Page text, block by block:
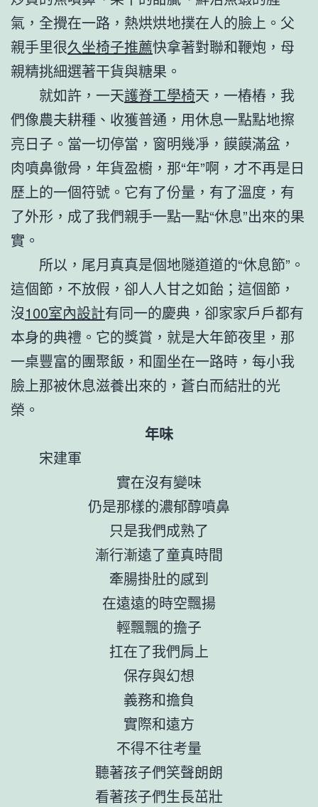
氣，全攪在一路，熱烘烘地撲在人的臉上。父
親手里很久坐椅子推薦快拿著對聯和鞭炮，母
親精挑細選著干貨與糖果。
就如許，一天護脊工學椅天，一樁樁，我
們像農夫耕種、收獲普通，用休息一點點地擦
亮日子。當一切停當，窗明幾凈，饃饃滿盆，
肉噴鼻徹骨，年貨盈櫥，那“年”啊，才不再是日
歷上的一個符號。它有了份量，有了溫度，有
了外形，成了我們親手一點一點“休息”出來的果
實。
所以，尾月真真是個地隧道道的“休息節”。
這個節，不放假，卻人人甘之如飴；這個節，
沒100室內設計有同一的慶典，卻家家戶戶都有
本身的典禮。它的獎賞，就是大年節夜里，那
一桌豐富的團聚飯，和圍坐在一路時，每小我
臉上那被休息滋養出來的，蒼白而結壯的光
榮。
年味
宋建軍
實在沒有變味
仍是那樣的濃郁醇噴鼻
只是我們成熟了
漸行漸遠了童真時間
牽腸掛肚的感到
在遠遠的時空飄揚
輕飄飄的擔子
扛在了我們肩上
保存與幻想
義務和擔負
實際和遠方
不得不往考量
聽著孩子們笑聲朗朗
看著孩子們生長茁壯